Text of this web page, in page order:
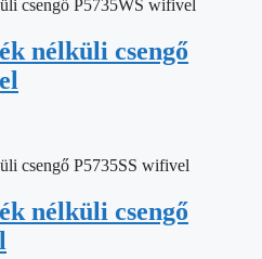
nélküli csengő
nélküli csengő